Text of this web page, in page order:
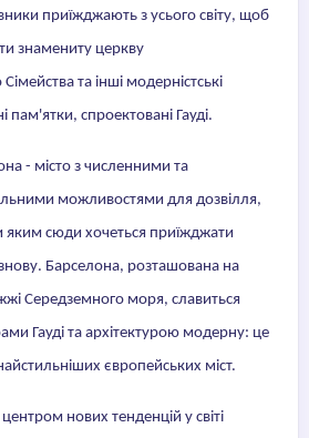
приїжджають з усього світу, щоб
знамениту церкву
Сімейства та інші модерністські
пам'ятки, спроектовані Гауді.
- місто з численними та
можливостями для дозвілля,
яким сюди хочеться приїжджати
знову. Барселона, розташована на
Середземного моря, славиться
Гауді та архітектурою модерну: це
європейських міст.
нових тенденцій у світі